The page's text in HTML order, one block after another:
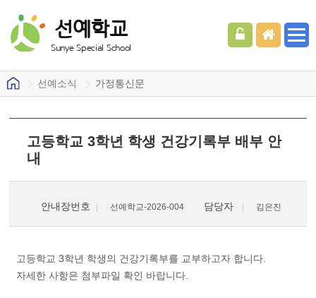
선예학교
Sunye Special School
선예소식 가정통신문
고등학교 3학년 학생 건강기록부 배부 안
내
안내장번호 선예학교-2026-004 담당자 김은진
고등학교 3학년 학생의 건강기록부를 교부하고자 합니다.
자세한 사항은 첨부파일 확인 바랍니다.